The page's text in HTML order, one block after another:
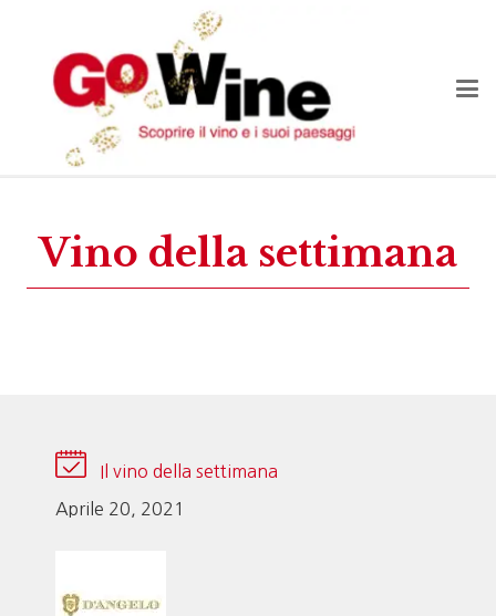
Vino della settimana
Il vino della settimana
Aprile 20, 2021